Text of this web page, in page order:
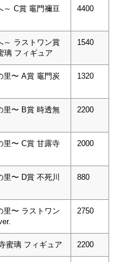
～ C賞 竈門禰豆
4400
～ ラストワン賞
璃 フィギュア
1540
里〜 A賞 竈門炭
1320
里〜 B賞 時透無
2200
里〜 C賞 ⽢露寺
2000
〜 D賞 不死川
880
里〜 ラストワン
2750
蜜璃 フィギュア 2200